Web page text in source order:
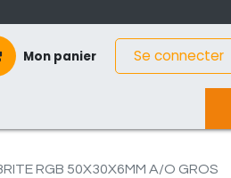
Mon panier Se connecter
RGB 50X30X6MM A/O GROS